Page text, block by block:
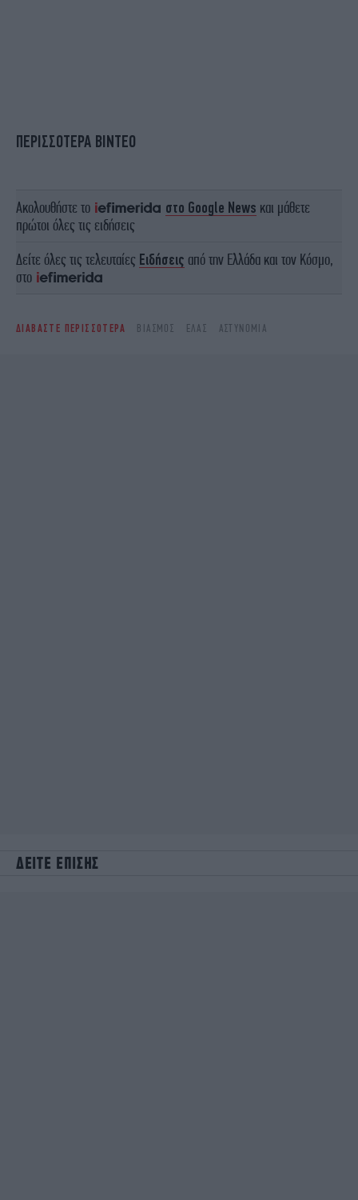
ΠΕΡΙΣΣΟΤΕΡΑ ΒΙΝΤΕΟ
Ακολουθήστε το στο Google News και μάθετε
πρώτοι όλες τις ειδήσεις
Δείτε όλες τις τελευταίες Ειδήσεις από την Ελλάδα και τον Κόσμο,
στο
ΔΙΑΒΑΣΤΕ ΠΕΡΙΣΣΟΤΕΡΑ ΒΙΑΣΜΌΣ ΕΛΑΣ ΑΣΤΥΝΟΜΊΑ
ΔΕΙΤΕ ΕΠΙΣΗΣ